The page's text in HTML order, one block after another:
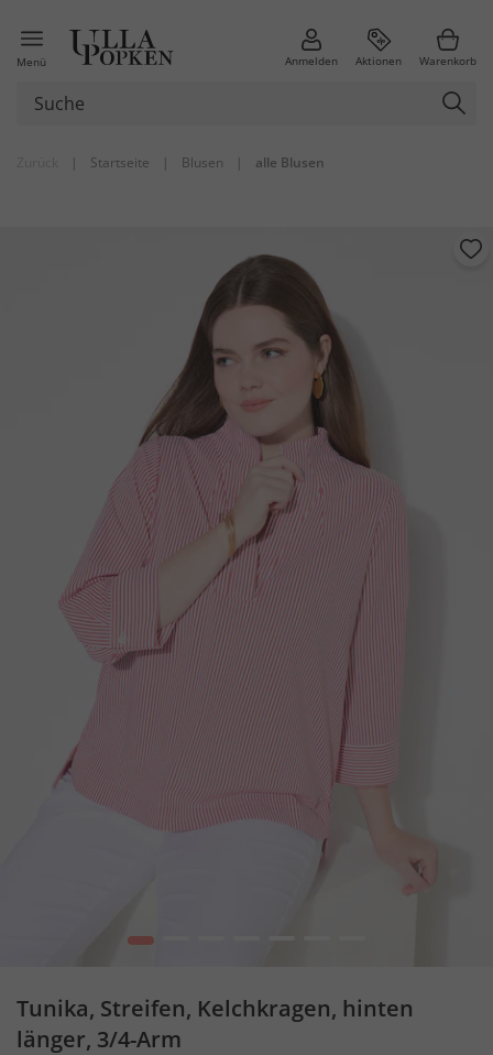
Menü Anmelden Aktionen Warenkorb
| Startseite | Blusen | alle Blusen
1
Tunika, Streifen, Kelchkragen, hinten
länger, 3/4-Arm